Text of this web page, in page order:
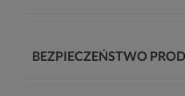
BEZPIECZEŃSTWO